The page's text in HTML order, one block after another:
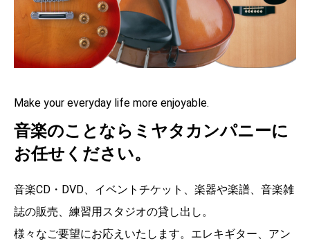
Make your everyday life more enjoyable.
音楽のことならミヤタカンパニーに
お任せください。
音楽CD・DVD、イベントチケット、楽器や楽譜、音楽雑
誌の販売、練習用スタジオの貸し出し。
様々なご要望にお応えいたします。エレキギター、アン